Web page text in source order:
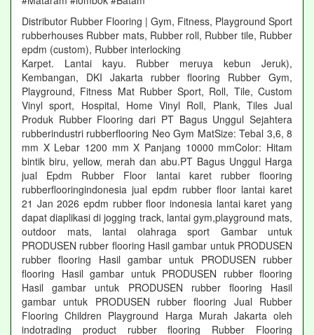
Distributor Rubber Flooring | Gym, Fitness, Playground Sport
rubberhouses Rubber mats, Rubber roll, Rubber tile, Rubber
epdm (custom), Rubber interlocking
Karpet. Lantai kayu. Rubber meruya kebun Jeruk),
Kembangan, DKI Jakarta rubber flooring Rubber Gym,
Playground, Fitness Mat Rubber Sport, Roll, Tile, Custom
Vinyl sport, Hospital, Home Vinyl Roll, Plank, Tiles Jual
Produk Rubber Flooring dari PT Bagus Unggul Sejahtera
rubberindustri rubberflooring Neo Gym MatSize: Tebal 3,6, 8
mm X Lebar 1200 mm X Panjang 10000 mmColor: Hitam
bintik biru, yellow, merah dan abu.PT Bagus Unggul Harga
jual Epdm Rubber Floor lantai karet rubber flooring
rubberflooringindonesia jual epdm rubber floor lantai karet
21 Jan 2026 epdm rubber floor indonesia lantai karet yang
dapat diaplikasi di jogging track, lantai gym,playground mats,
outdoor mats, lantai olahraga sport Gambar untuk
PRODUSEN rubber flooring Hasil gambar untuk PRODUSEN
rubber flooring Hasil gambar untuk PRODUSEN rubber
flooring Hasil gambar untuk PRODUSEN rubber flooring
Hasil gambar untuk PRODUSEN rubber flooring Hasil
gambar untuk PRODUSEN rubber flooring Jual Rubber
Flooring Children Playground Harga Murah Jakarta oleh
indotrading product rubber flooring Rubber Flooring